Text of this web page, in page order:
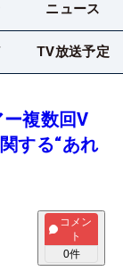
ニュース
TV放送予定
複数回V
する“あれ
コメン
ト
0件